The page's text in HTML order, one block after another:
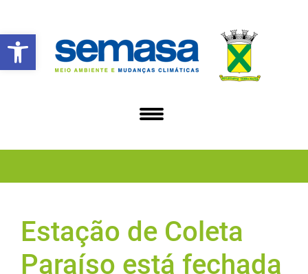
Abrir a barra de ferramentas
Estação de Coleta
Paraíso está fechada